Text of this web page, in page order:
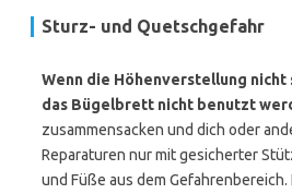
Sturz- und Quetschgefahr
Wenn die Höhenverstellung
das Bügelbrett nicht benutzt
zusammensacken und dich oder
Reparaturen nur mit gesicherter
und Füße aus dem